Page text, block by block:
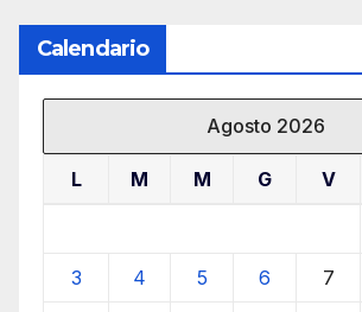
Calendario
Agosto 2026
L M M G V
3 4 5 6 7